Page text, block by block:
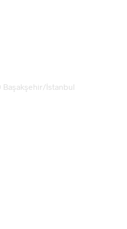
Başakşehir/İstanbul